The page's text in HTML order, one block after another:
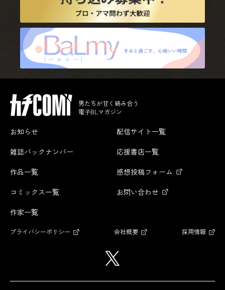
男たちが甘く絡み合う
電子BLマガジン
お知らせ
雑誌バックナンバー
作品一覧
コミックス一覧
作家一覧
配信サイト一覧
応援書店一覧
感想投稿フォーム
お問い合わせ
プライバシーポリシー 会社概要 採用情報